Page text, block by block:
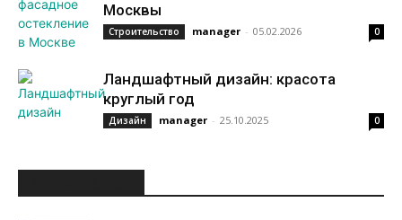
Москвы
Строительство manager - 05.02.2026 0
Ландшафтный дизайн: красота
круглый год
Дизайн manager - 25.10.2025 0